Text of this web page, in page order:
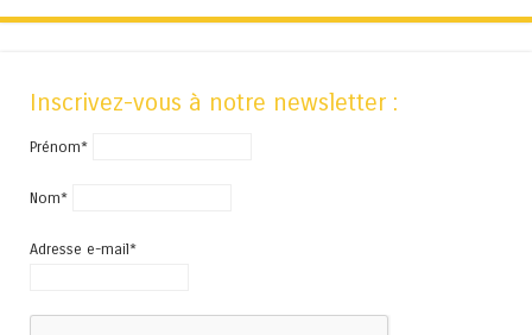
Inscrivez-vous à notre newsletter :
Prénom*
Nom*
Adresse e-mail*